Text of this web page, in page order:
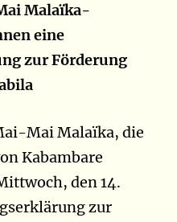
Malaïka-
eine
zur Förderung
Mai Malaïka, die
Kabambare
den 14.
zur